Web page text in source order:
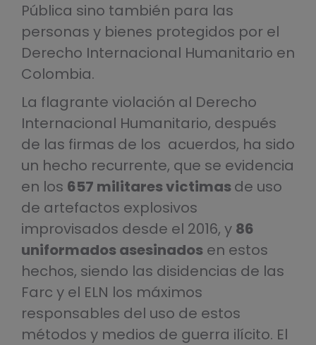
Pública sino también para las
personas y bienes protegidos por el
Derecho Internacional Humanitario en
Colombia.
La flagrante violación al Derecho
Internacional Humanitario, después
de las firmas de los acuerdos, ha sido
un hecho recurrente, que se evidencia
en los 657 militares victimasde uso
de artefactos explosivos
improvisados desde el 2016, y 86
uniformados asesinados en estos
hechos, siendo las disidencias de las
Farc y el ELN los máximos
responsables del uso de estos
métodos y medios de guerra ilícito. El